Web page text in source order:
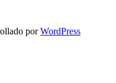
porWordPress